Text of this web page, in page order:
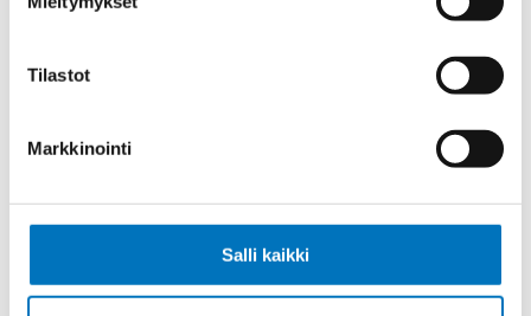
Tilastot
Markkinointi
Salli kaikki
Ketjukaapeli KAWEFLEX 6230 SK-
C-PUR UL/CSA 12G1,5 (AWG16)
Ketjukaapeli KAWEFLEX 6230 SK-
C-PUR UL/CSA 18G1,5 (AWG16)